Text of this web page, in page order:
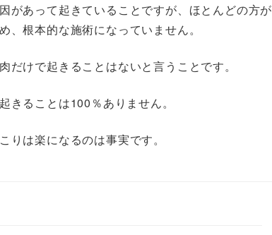
があって起きていることですが、ほとんどの方が
根本的な施術になっていません。
けで起きることはないと言うことです。
ることは100％ありません。
は楽になるのは事実です。